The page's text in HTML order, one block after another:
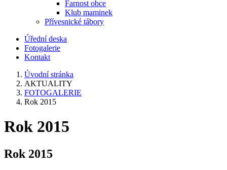
Farnost obce
Klub maminek
Přívesnické tábory
Úřední deska
Fotogalerie
Kontakt
Úvodní stránka
AKTUALITY
FOTOGALERIE
Rok 2015
Rok 2015
Rok 2015